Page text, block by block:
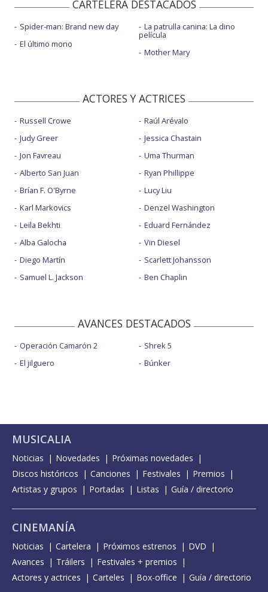
CARTELERA DESTACADOS
Spider-man: Brand new day
El último mono
La patrulla canina: La dino
película
Mother Mary
ACTORES Y ACTRICES
Russell Crowe
Judy Greer
Jon Favreau
Alberto San Juan
Brían F. O'Byrne
Karl Markovics
Leïla Bekhti
Alba Galocha
Diego Martín
Samuel L. Jackson
Raúl Arévalo
Jessica Chastain
Uma Thurman
Ryan Phillippe
Lucy Liu
Denzel Washington
Eduard Fernández
Vin Diesel
Scarlett Johansson
Ben Chaplin
AVANCES DESTACADOS
Operación Camarón 2
El jilguero
Shrek 5
Búnker
MUSICALIA
Noticias Novedades
Próximas novedades
Discos históricos
Canciones Festivales
Premios
Artistas y grupos
Portadas Listas Guía / directorio
CINEMANÍA
Noticias Cartelera Próximos estrenos
DVD
Avances
Tráilers
Festivales + premios
Actores y actrices
Carteles Box-office Guía / directorio